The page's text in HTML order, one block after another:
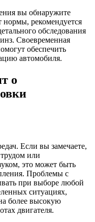
вы обнаружите
рекомендуется
обследования
Своевременная
обеспечить
автомобиля.
о
Если вы замечаете,
или
это может быть
Проблемы с
при выборе любой
ситуациях,
более высокую
двигателя.